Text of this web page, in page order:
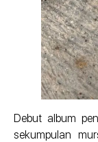
Debut album
sekumpulan